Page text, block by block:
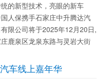
的新型技术，亮眼的新车
人保携手石家庄中升腾达汽
限公司将于2025年12月20日,
鹿泉区龙泉东路与灵岩大街
次活动将开启车展新模式，
的购车体验，更加贴心的服
车线上嘉年华